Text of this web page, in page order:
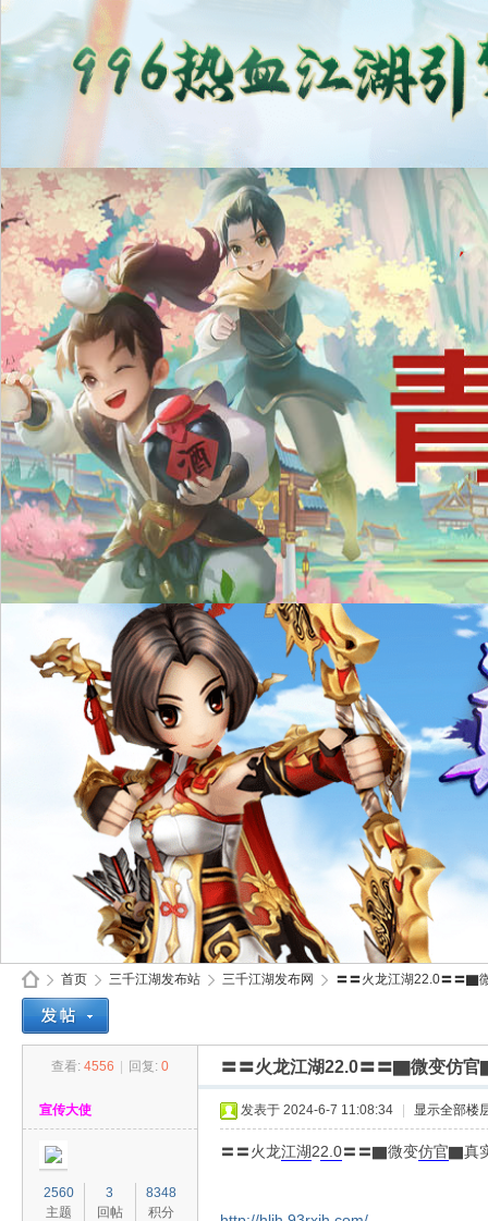
首页
›
三千江湖发布站 三千江湖发布网
›
〓〓火龙江湖22.0〓〓
查看: 4556 回复: 0 〓〓火龙江湖22.0〓〓▇微变仿
宣传大使
2560
主题
3
回帖
8348
积分
发表于 2024-6-7 11:08:34 显示全部楼
〓〓火龙江湖22.0〓〓▇微变仿官▇真